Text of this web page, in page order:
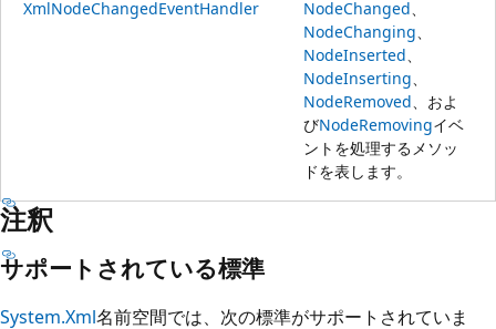
XmlNodeChangedEventHandler NodeChanged
NodeChanging
NodeInserted
NodeInserting
NodeRemoved 、およ
びNodeRemovingイベ
ントを処理するメソッ
ドを表します。
注釈
サポートされている標準
System.Xml名前空間では、次の標準がサポートされていま